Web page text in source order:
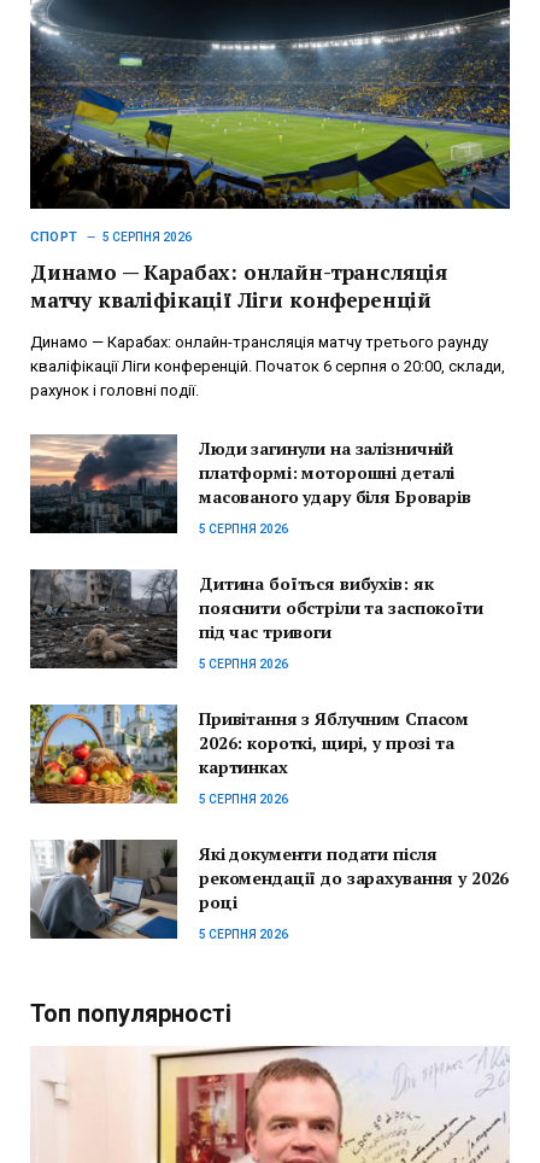
СПОРТ 5 СЕРПНЯ 2026
Динамо — Карабах: онлайн-трансляція
матчу кваліфікації Ліги конференцій
Динамо — Карабах: онлайн-трансляція матчу третього раунду
кваліфікації Ліги конференцій. Початок 6 серпня о 20:00, склади,
рахунок і головні події.
Люди загинули на залізничній
платформі: моторошні деталі
масованого удару біля Броварів
5 СЕРПНЯ 2026
Дитина боїться вибухів: як
пояснити обстріли та заспокоїти
під час тривоги
5 СЕРПНЯ 2026
Привітання з Яблучним Спасом
2026: короткі, щирі, у прозі та
картинках
5 СЕРПНЯ 2026
Які документи подати після
рекомендації до зарахування у 2026
році
5 СЕРПНЯ 2026
Топ популярності